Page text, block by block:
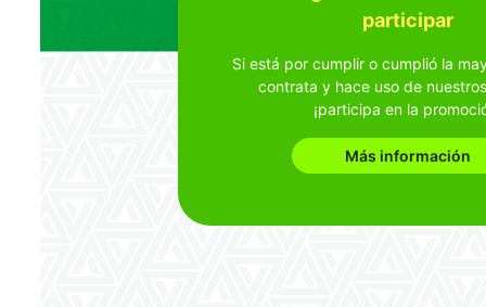
auto o dinero en
Más información